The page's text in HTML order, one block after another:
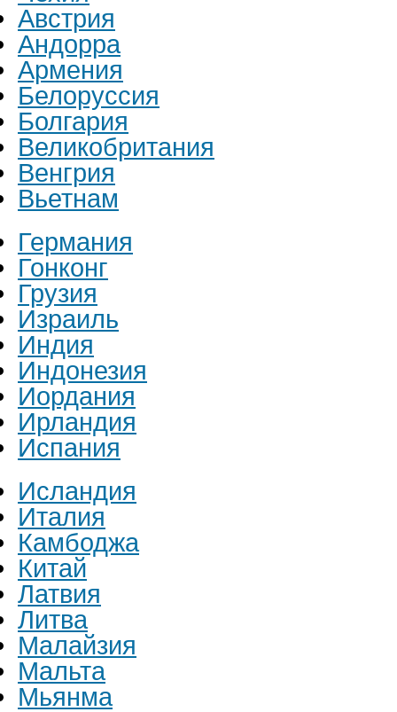
Австрия
Андорра
Армения
Белоруссия
Болгария
Великобритания
Венгрия
Вьетнам
Германия
Гонконг
Грузия
Израиль
Индия
Индонезия
Иордания
Ирландия
Испания
Исландия
Италия
Камбоджа
Китай
Латвия
Литва
Малайзия
Мальта
Мьянма